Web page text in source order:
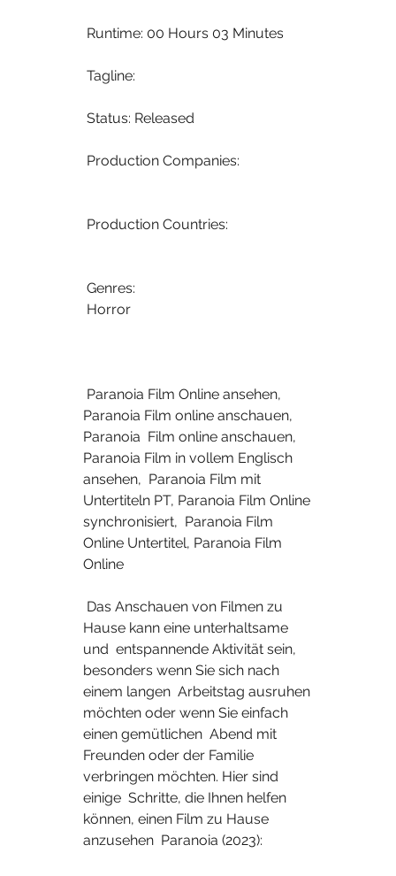
Runtime: 00 Hours 03 Minutes
Tagline:
Status: Released
Production Companies:
Production Countries:
Genres:
Horror
Paranoia Film online anschauen,
Paranoia  Film online anschauen,
Paranoia Film in vollem Englisch
ansehen,  Paranoia Film mit
Untertiteln PT, Paranoia Film Online
synchronisiert,  Paranoia Film
Online Untertitel, Paranoia Film
Online
Hause kann eine unterhaltsame
und  entspannende Aktivität sein,
besonders wenn Sie sich nach
einem langen  Arbeitstag ausruhen
möchten oder wenn Sie einfach
einen gemütlichen  Abend mit
Freunden oder der Familie
verbringen möchten. Hier sind
einige  Schritte, die Ihnen helfen
können, einen Film zu Hause
anzusehen  Paranoia (2023):